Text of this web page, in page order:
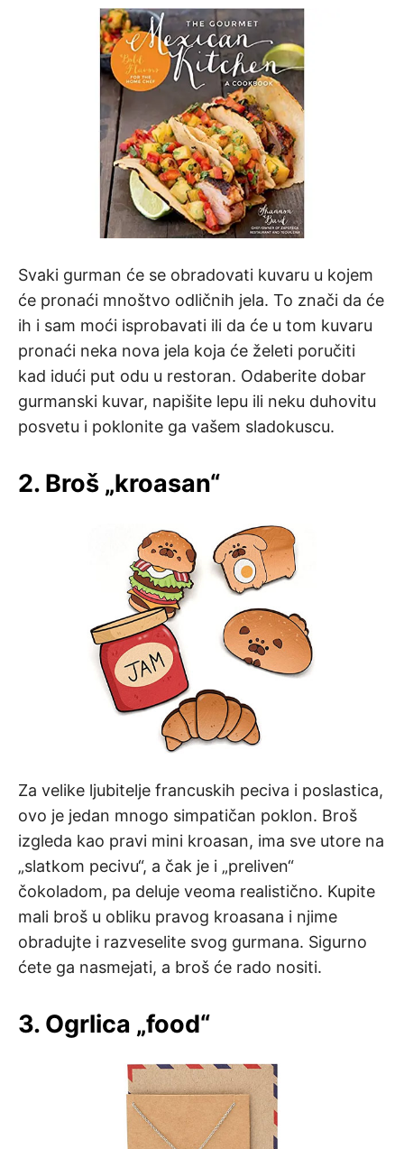
Svaki gurman će se obradovati kuvaru u kojem
će pronaći mnoštvo odličnih jela. To znači da će
ih i sam moći isprobavati ili da će u tom kuvaru
pronaći neka nova jela koja će želeti poručiti
kad idući put odu u restoran. Odaberite dobar
gurmanski kuvar, napišite lepu ili neku duhovitu
posvetu i poklonite ga vašem sladokuscu.
2. Broš „kroasan“
Za velike ljubitelje francuskih peciva i poslastica,
ovo je jedan mnogo simpatičan poklon. Broš
izgleda kao pravi mini kroasan, ima sve utore na
„slatkom pecivu“, a čak je i „preliven“
čokoladom, pa deluje veoma realistično. Kupite
mali broš u obliku pravog kroasana i njime
obradujte i razveselite svog gurmana. Sigurno
ćete ga nasmejati, a broš će rado nositi.
3. Ogrlica „food“